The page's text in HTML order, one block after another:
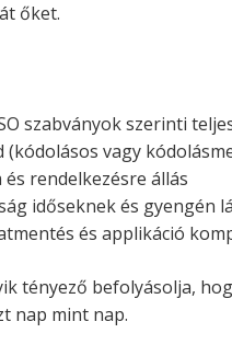
őket.
szabványok szerinti
(kódolásos vagy
és rendelkezésre állás
időseknek és gyengén
és applikáció
tényező befolyásolja,
nap mint nap.